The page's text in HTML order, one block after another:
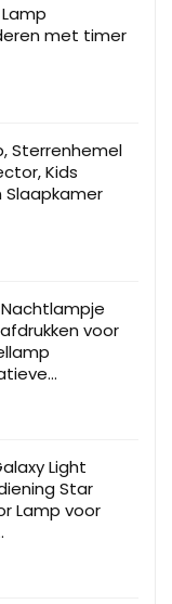
met timer
Sterrenhemel
Kids
Slaapkamer
voor
Light
Star
Lamp voor